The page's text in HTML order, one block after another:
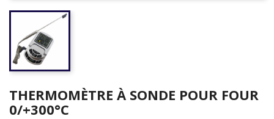
THERMOMÈTRE À SONDE POUR FOUR
0/+300°C